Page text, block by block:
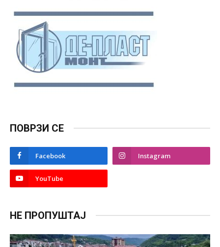
ПОВРЗИ СЕ
Facebook Instagram
YouTube
НЕ ПРОПУШТАЈ